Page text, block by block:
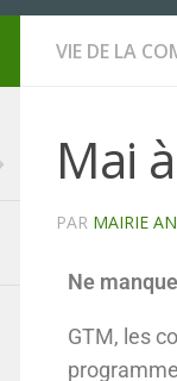
VIE DE LA
Mai
PAR MAIRIE
Ne
GTM, les